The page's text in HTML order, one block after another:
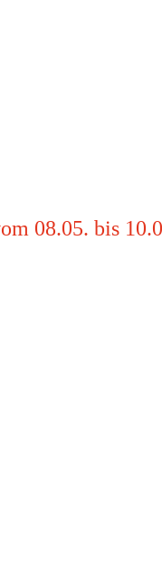
08.05. bis
Elsterwiese